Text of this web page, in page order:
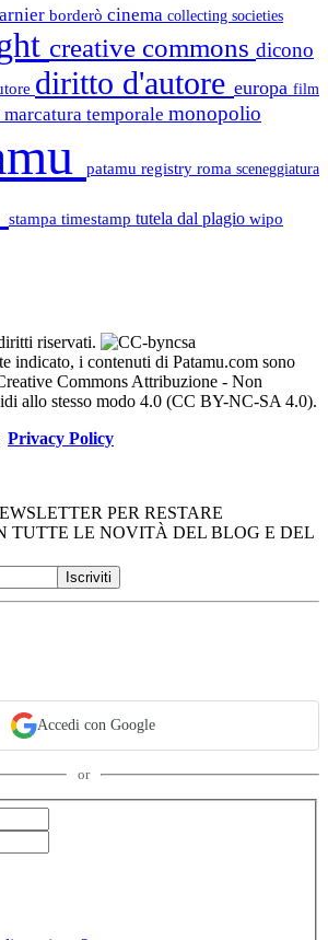
borderò cinema collecting societies
creative commons dicono
diritto d'autore europa film
marcatura temporale monopolio
patamu registry roma sceneggiatura
stampa timestamp tutela dal plagio wipo
riservati.
indicato, i contenuti di Patamu.com sono
Commons Attribuzione - Non
allo stesso modo 4.0 (CC BY-NC-SA 4.0).
Privacy Policy
PER RESTARE
TUTTE LE NOVITÀ DEL BLOG E DEL
Accedi con Google
or